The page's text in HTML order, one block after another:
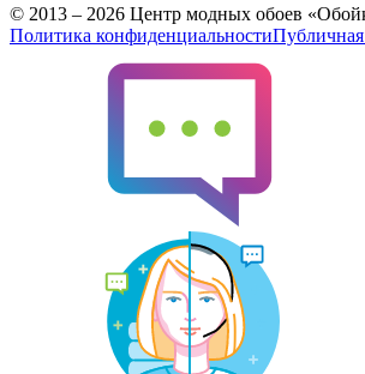
© 2013 – 2026 Центр модных обоев
Политика конфиденциальностиПубличная